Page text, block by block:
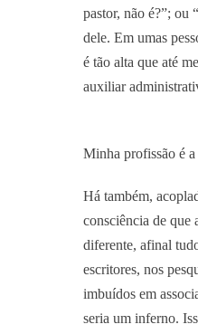
pastor, não é?”; ou
dele. Em umas
é tão alta que até
auxiliar
Minha profissão é a
Há também,
consciência de que
diferente, afinal
escritores, nos
imbuídos em
seria um inferno.